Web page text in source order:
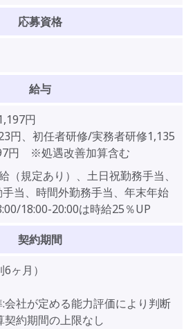
応募資格
給与
円
円、初任者研修/実務者研修1,135
円 ※処遇改善加算含む
（規定あり）、土日祝勤務手当、
当、時間外勤務手当、年末年始
18:00-20:00は時給25％UP
契約期間
ヶ月）
会社が定める能力評価により判断
約期間の上限なし